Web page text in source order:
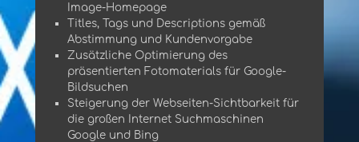
Image-Homepage
Titles, Tags und Descriptions gemäß
Abstimmung und Kundenvorgabe
Zusätzliche Optimierung des
präsentierten Fotomaterials für Google-
Bildsuchen
Steigerung der Webseiten-Sichtbarkeit für
die großen Internet Suchmaschinen
Google und Bing